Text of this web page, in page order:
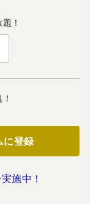
！
に登録
施中！